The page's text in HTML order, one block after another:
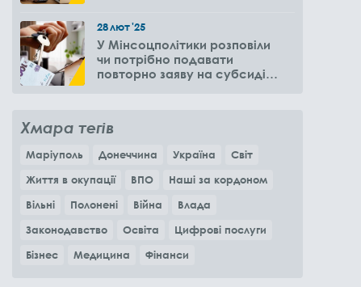
28лют'25
У Мінсоцполітики розповіли
чи потрібно подавати
повторно заяву на субсидію
Хмара тегів
Маріуполь Донеччина Україна
Світ
Життя в окупації
ВПО
Наші за кордоном
Вільні
Полонені Війна
Влада
Законодавство
Освіта
Цифрові послуги
Бізнес
Медицина Фінанси